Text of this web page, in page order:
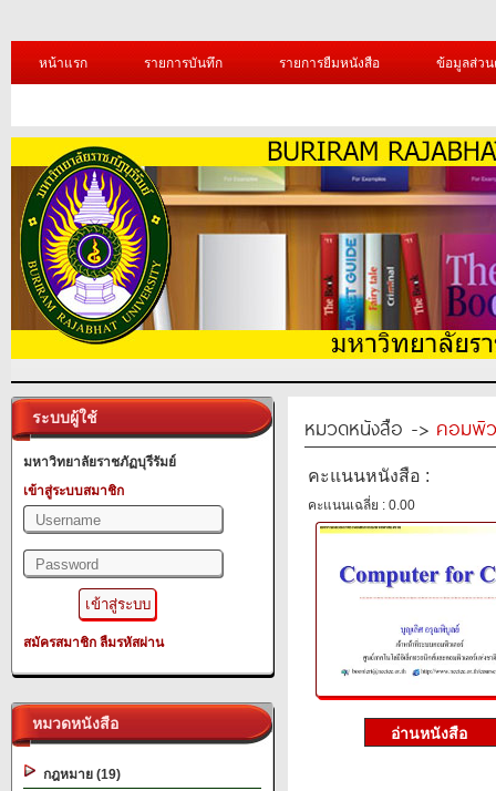
หน้าแรก รายการบันทึก รายการยืมหนังสือ ข้อมูลส่ว
ระบบผู้ใช้
มหาวิทยาลัยราชภัฏบุรีรัมย์
เข้าสู่ระบบสมาชิก
สมัครสมาชิก ลืมรหัสผ่าน
หมวดหนังสือ
กฎหมาย (19)
หมวดหนังสือ -> คอมพิ
คะแนนหนังสือ :
คะแนนเฉลี่ย : 0.00